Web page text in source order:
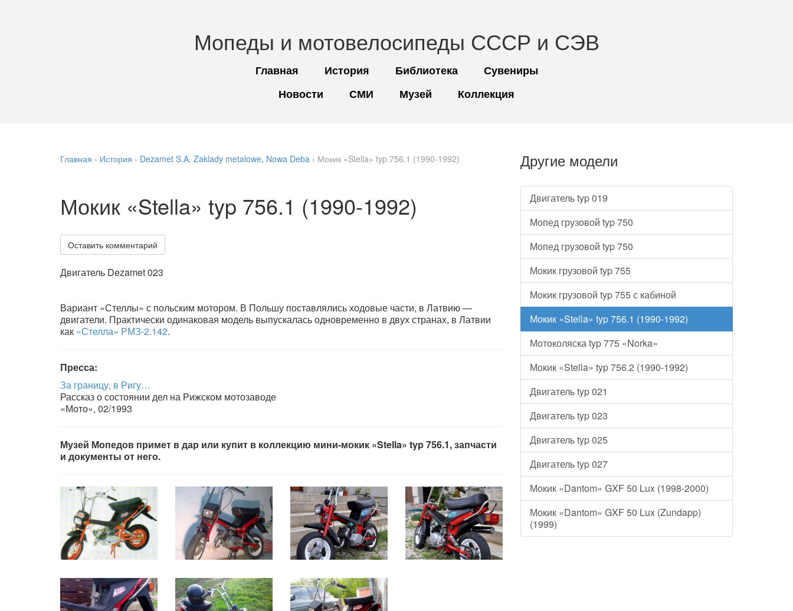
Мопеды и мотовелосипеды СССР и СЭВ
Главная История Библиотека
Сувениры
Новости
СМИ Музей Коллекция
Главная › История › Dezamet S.A. Zaklady metalowe, Nowa Deba › Мокик «Stella» typ 756.1 (1990-1992)
Мокик «Stella» typ 756.1 (1990-1992)
Оставить комментарий
Двигатель Dezamet 023
Вариант «Стеллы» с польским мотором. В Польшу поставлялись ходовые части, в Латвию —
двигатели. Практически одинаковая модель выпускалась одновременно в двух странах, в Латвии
как «Стелла» РМЗ-2.142.
Пресса:
За границу, в Ригу…
Рассказ о состоянии дел на Рижском мотозаводе
«Мото», 02/1993
Музей Мопедов примет в дар или купит в коллекцию мини-мокик «Stella» typ 756.1, запчасти
и документы от него.
Другие модели
Двигатель typ 019
Мопед грузовой typ 750
Мопед грузовой typ 750
Мокик грузовой typ 755
Мокик грузовой typ 755 с кабиной
Мокик «Stella» typ 756.1 (1990-1992)
Мотоколяска typ 775 «Norka»
Мокик «Stella» typ 756.2 (1990-1992)
Двигатель typ 021
Двигатель typ 023
Двигатель typ 025
Двигатель typ 027
Мокик «Dantom» GXF 50 Lux (1998-2000)
Мокик «Dantom» GXF 50 Lux (Zundapp)
(1999)